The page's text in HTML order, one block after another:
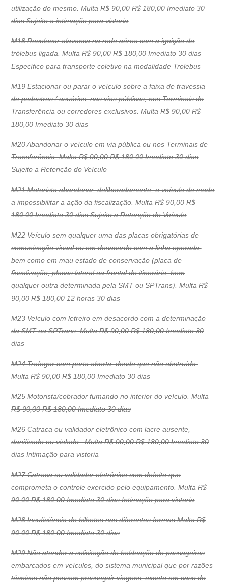
utilização do mesmo. Multa R$ 90,00 R$ 180,00 Imediato 30
dias Sujeito a intimação para vistoria
M18 Recolocar alavanca na rede aérea com a ignição do
trólebus ligada. Multa R$ 90,00 R$ 180,00 Imediato 30 dias
Específico para transporte coletivo na modalidade Trolebus
M19 Estacionar ou parar o veículo sobre a faixa de travessia
de pedestres / usuários, nas vias públicas, nos Terminais de
Transferência ou corredores exclusivos. Multa R$ 90,00 R$
180,00 Imediato 30 dias
M20 Abandonar o veículo em via pública ou nos Terminais de
Transferência. Multa R$ 90,00 R$ 180,00 Imediato 30 dias
Sujeito a Retenção do Veículo
M21 Motorista abandonar, deliberadamente, o veículo de modo
a impossibilitar a ação da fiscalização. Multa R$ 90,00 R$
180,00 Imediato 30 dias Sujeito a Retenção do Veículo
M22 Veículo sem qualquer uma das placas obrigatórias de
comunicação visual ou em desacordo com a linha operada,
bem como em mau estado de conservação (placa de
fiscalização, placas lateral ou frontal de itinerário, bem
qualquer outra determinada pela SMT ou SPTrans). Multa R$
90,00 R$ 180,00 12 horas 30 dias
M23 Veículo com letreiro em desacordo com a determinação
da SMT ou SPTrans. Multa R$ 90,00 R$ 180,00 Imediato 30
dias
M24 Trafegar com porta aberta, desde que não obstruída.
Multa R$ 90,00 R$ 180,00 Imediato 30 dias
M25 Motorista/cobrador fumando no interior do veículo. Multa
R$ 90,00 R$ 180,00 Imediato 30 dias
M26 Catraca ou validador eletrônico com lacre ausente,
danificado ou violado . Multa R$ 90,00 R$ 180,00 Imediato 30
dias Intimação para vistoria
M27 Catraca ou validador eletrônico com defeito que
comprometa o controle exercido pelo equipamento. Multa R$
90,00 R$ 180,00 Imediato 30 dias Intimação para vistoria
M28 Insuficiência de bilhetes nas diferentes formas Multa R$
90,00 R$ 180,00 Imediato 30 dias
M29 Não atender a solicitação de baldeação de passageiros
embarcados em veículos, do sistema municipal que por razões
técnicas não possam prosseguir viagens, exceto em caso de